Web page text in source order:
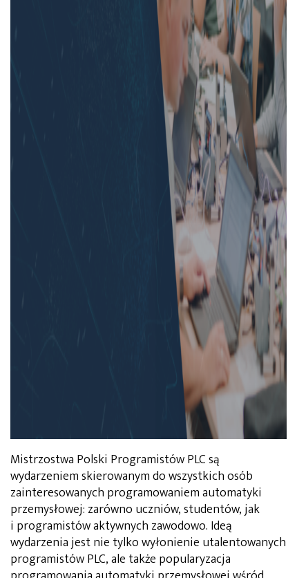
Mistrzostwa Polski Programistów PLC są
wydarzeniem skierowanym do wszystkich osób
zainteresowanych programowaniem automatyki
przemysłowej: zarówno uczniów, studentów, jak
i programistów aktywnych zawodowo. Ideą
wydarzenia jest nie tylko wyłonienie utalentowanych
programistów PLC, ale także popularyzacja